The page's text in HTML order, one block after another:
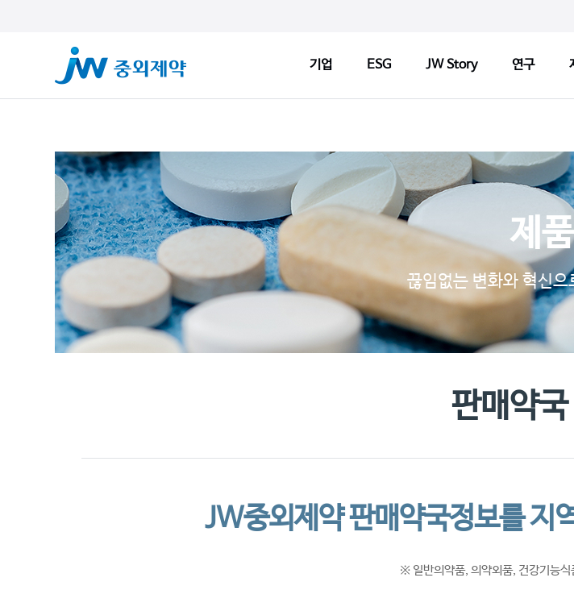
기업 ESG JW Story 연구
인사말
회사소개
창업정신
생산시설
연혁
지배구조
JW Now
Health&Tech
JW Brand
ESG News
연구정책
파이프라인
연구 네트워크
제
판
허
제품
끊임없는 변화와 혁신
판매약국
JW중외제약 판매약국정보를 지
※ 일반의약품, 의약외품, 건강기능식